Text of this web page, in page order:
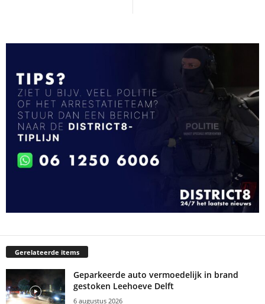
Gerelateerde items
Geparkeerde auto vermoedelijk in brand
gestoken Leehoeve Delft
6 augustus 2026